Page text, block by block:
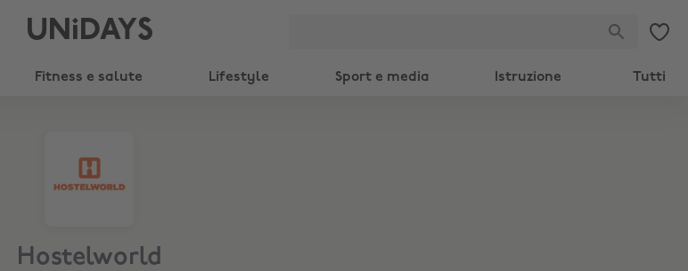
UNiDAYS
Fitness e salute Lifestyle Sport e media Istruzione Tutti
Hostelworld